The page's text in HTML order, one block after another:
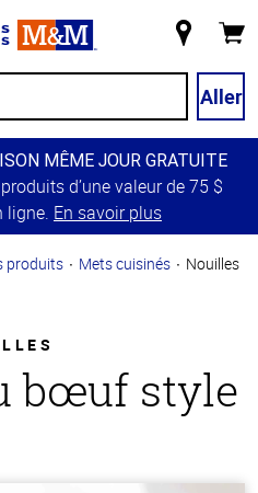
magasin
Aller
MÊME JOUR GRATUITE
d’une valeur de 75 $
ligne. En savoir plus
produits Mets cuisinés
Nouilles
bœuf style